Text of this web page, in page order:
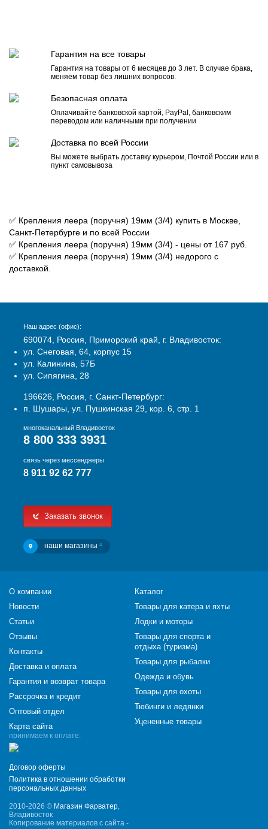
Гарантия на все товары
Гарантия на товары от 6 месяцев до 3 лет. В случае брака,
меняем товар без лишних вопросов.
Безопасная оплата
Оплачивайте банковской картой, PayPal, банковским
переводом или наличными при получении
Доставка по всей России
Вы можете выбрать доставку курьером, Почтой России или в
пункт самовывоза
✅ Крепления леера (поручня) 19мм (3/4) купить в Москве,
Санкт-Петербурге и по всей России
✅ Крепления леера (поручня) 19мм (3/4) - цены от 167 руб.
✅ Крепления леера (поручня) 19мм (3/4) недорого с
доставкой.
Наш адрес (офис):
690074, Россия, Приморский край, г. Владивосток:
ул. Снеговая, 64, корпус 15
ул. Калинина, 57Б
ул. Сипягина, 28
196626, Россия, г. Санкт-Петербург:
п. Шушары, ул. Пушкинская 29, кор. 6, стр. 1
многоканальный Владивосток
8 800 333 3931
связь через мессенджеры
8 911 92 62 777
Заказать звонок
наши магазины 4
принимаем к оплате:
Договор оферты
Политика в отношении обработки
персональных данных
2010-2026 © Магазин Фарватер,
Владивосток
Копирование материалов с сайта -
О компании
Новости
Статьи
Отзывы
Контакты
Доставка и оплата
Гарантия и возврат товара
Рассрочка и кредит
Оптовый отдел
Карта сайта
Каталог
Товары для катера и яхты
Лодки и моторы
Товары для спорта и
отдыха (туризма)
Товары для рыбалки
Одежда и обувь
Товары для охоты
Тюбинги и ледянки
Уцененные товары